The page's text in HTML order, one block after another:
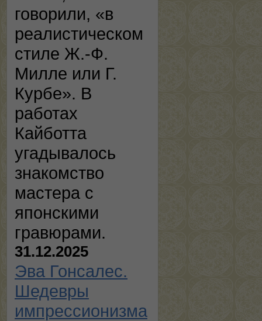
говорили, «в
реалистическом
стиле Ж.-Ф.
Милле или Г.
Курбе». В
работах
Кайботта
угадывалось
знакомство
мастера с
японскими
гравюрами.
31.12.2025
Эва Гонсалес.
Шедевры
импрессионизма